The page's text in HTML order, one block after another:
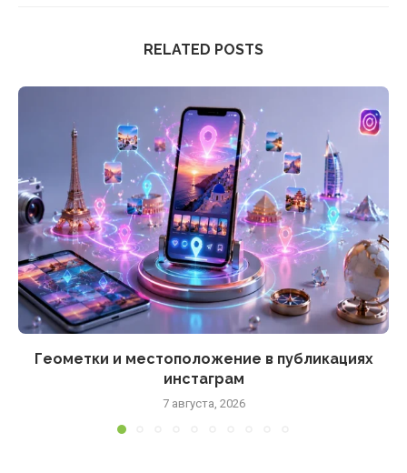
RELATED POSTS
Геометки и местоположение в публикациях
инстаграм
7 августа, 2026